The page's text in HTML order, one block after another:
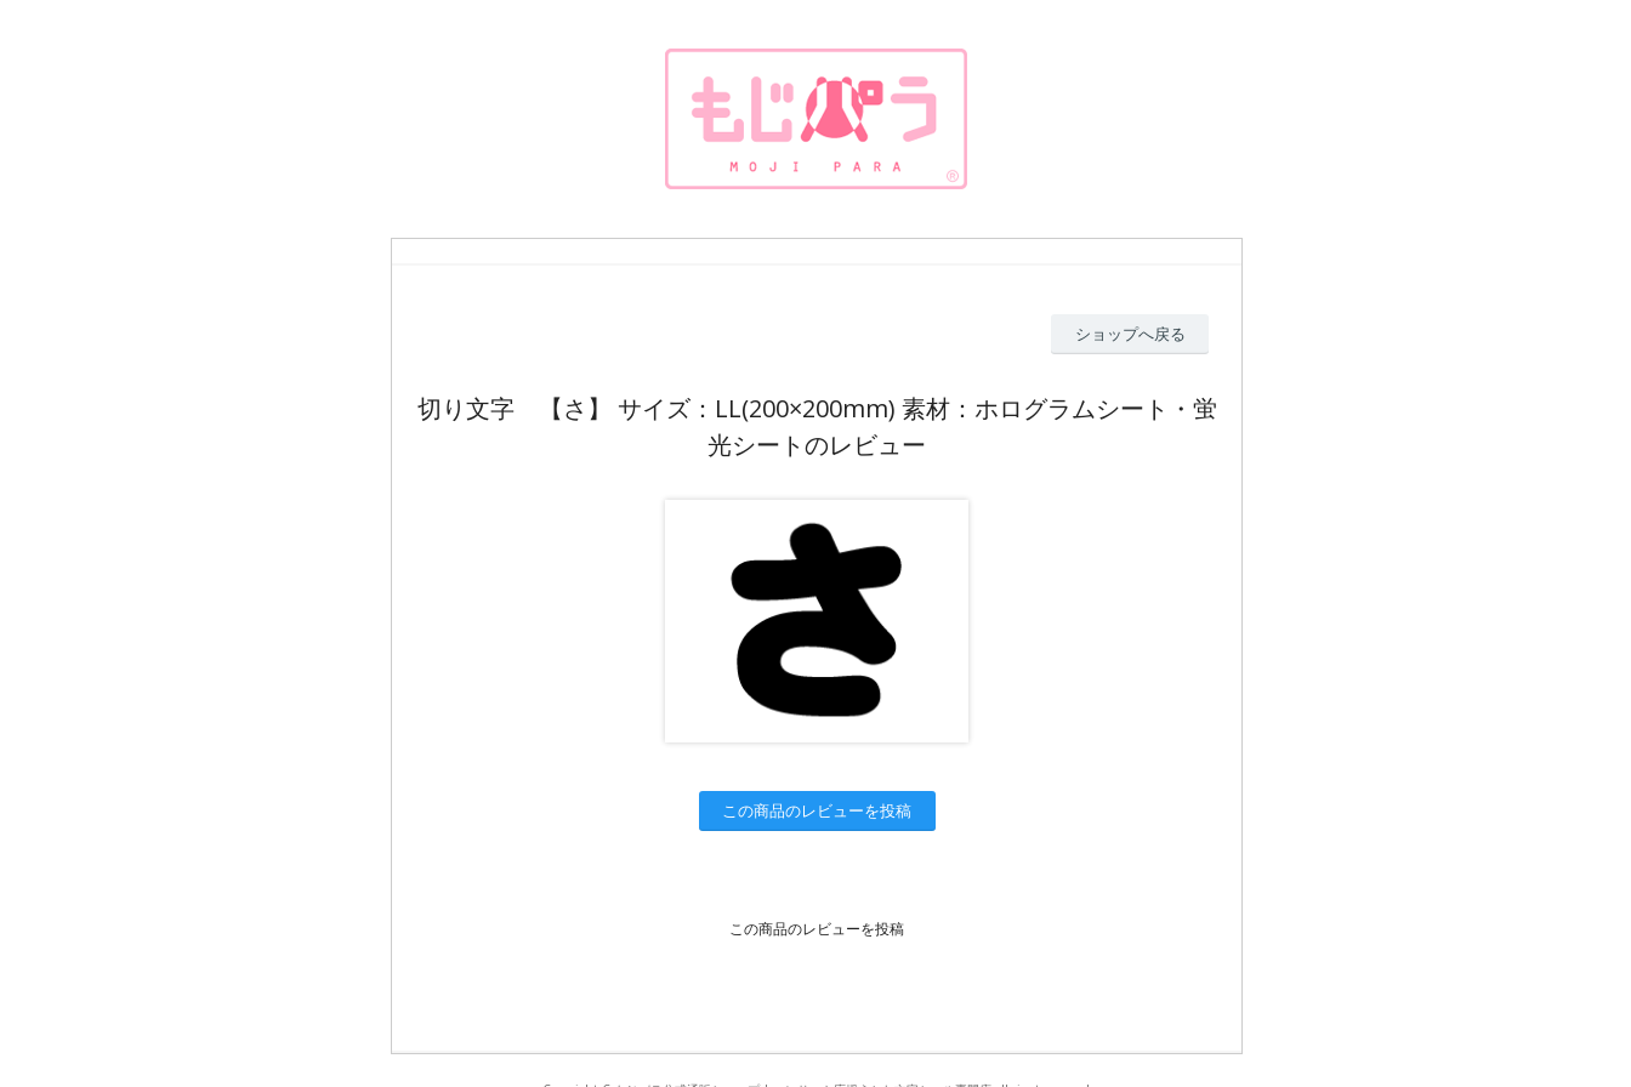
ショップへ戻る
切り文字 【さ】 サイズ：LL(200×200mm) 素材：ホログラムシート・蛍
光シートのレビュー
この商品のレビューを投稿
この商品のレビューを投稿